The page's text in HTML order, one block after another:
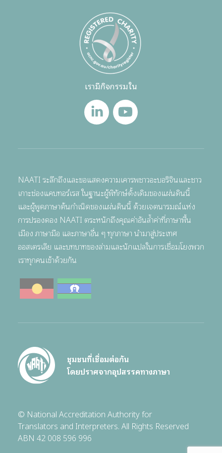
เรามีกิจกรรมใน
NAATI ระลึกถึงและขอแสดงความเคารพชาวอะบอริจินและชาว
เกาะช่องแคบทอร์เรส ในฐานะผู้พิทักษ์ดั้งเดิมของแผ่นดินนี้
และผู้พูดภาษาต้นกำเนิดของแผ่นดินนี้ ด้วยเจตนารมณ์แห่ง
การปรองดอง NAATI ตระหนักถึงคุณค่าอันล้ำค่าที่ภาษาพื้น
เมือง ภาษามือ และภาษาอื่น ๆ ทุกภาษา นำมาสู่ประเทศ
ออสเตรเลีย และบทบาทของล่ามและนักแปลในการเชื่อมโยงพวก
เราทุกคนเข้าด้วยกัน
ชุมชนที่เชื่อมต่อกัน
โดยปราศจากอุปสรรคทางภาษา
© National Accreditation Authority for
Translators and Interpreters. All Rights Reserved
ABN 42 008 596 996